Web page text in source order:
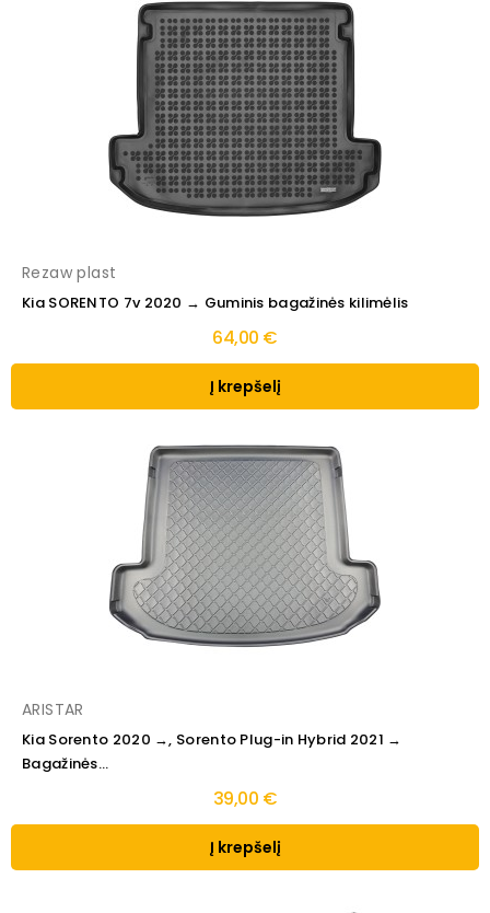
Rezaw plast
Kia SORENTO 7v 2020 → Guminis bagažinės kilimėlis
64,00 €
Į krepšelį
ARISTAR
Kia Sorento 2020 →, Sorento Plug-in Hybrid 2021 →
Bagažinės...
39,00 €
Į krepšelį